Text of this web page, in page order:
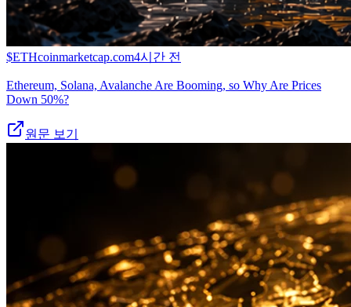
$ETHcoinmarketcap.com4시간 전
Ethereum, Solana, Avalanche Are Booming, so Why Are Prices
Down 50%?
원문 보기